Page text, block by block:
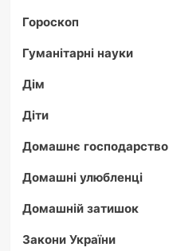
Гороскоп
Гуманітарні науки
Дім
Діти
Домашнє господарство
Домашні улюбленці
Домашній затишок
Закони України